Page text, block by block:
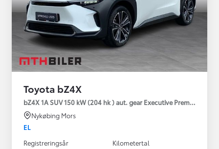
Toyota bZ4X
bZ4X 1A SUV 150 kW (204 hk ) aut. gear Executive Premium
Nykøbing Mors
EL
Registreringsår
Kilometertal